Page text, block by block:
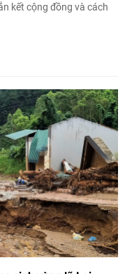
kết cộng đồng và cách